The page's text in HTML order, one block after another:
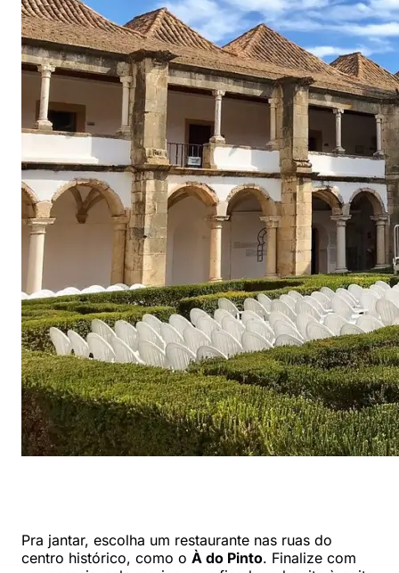
Pra jantar, escolha um restaurante nas ruas do
centro histórico, como o À do Pinto. Finalize com